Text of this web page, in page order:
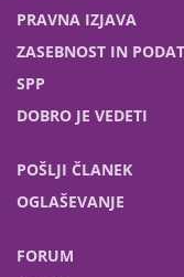
PRAVNA IZJAVA
ZASEBNOST IN
SPP
DOBRO JE VEDETI
POŠLJI ČLANEK
OGLAŠEVANJE
FORUM